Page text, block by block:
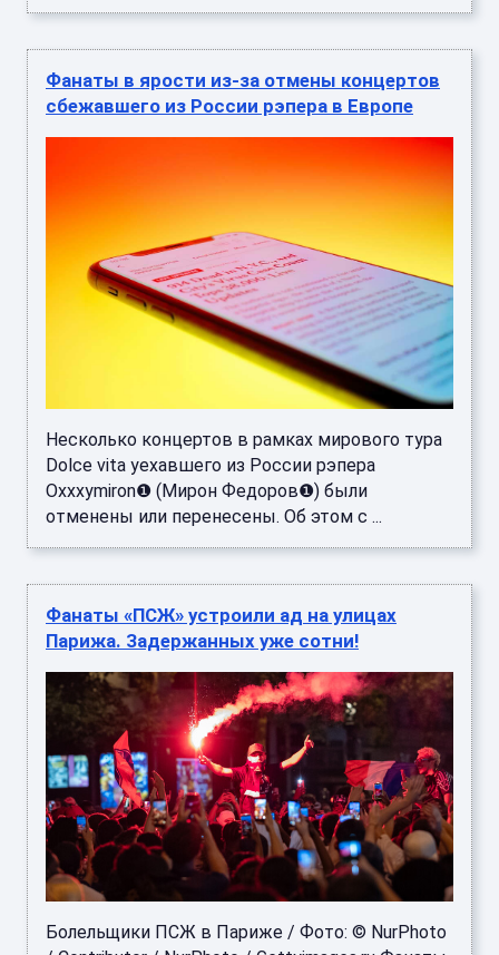
Фанаты в ярости из-за отмены концертов
сбежавшего из России рэпера в Европе
Несколько концертов в рамках мирового тура
Dolce vita уехавшего из России рэпера
Oxxxymiron❶ (Мирон Федоров❶) были
отменены или перенесены. Об этом с ...
Фанаты «ПСЖ» устроили ад на улицах
Парижа. Задержанных уже сотни!
Болельщики ПСЖ в Париже / Фото: © NurPhoto